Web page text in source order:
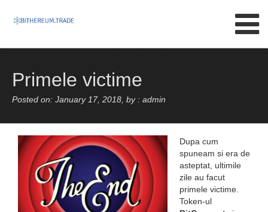
Primele victime
Posted on: January 17, 2018, by : admin
Dupa cum
spuneam si era de
asteptat, ultimile
zile au facut
primele victime.
Token-ul